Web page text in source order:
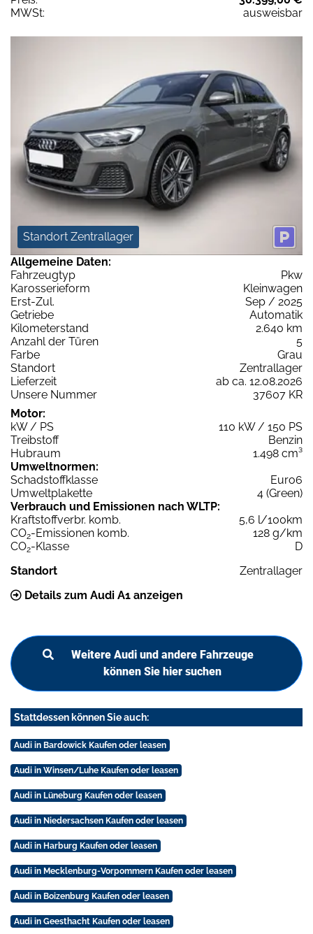
MWSt:
ausweisbar
Standort Zentrallager
Allgemeine Daten:
Fahrzeugtyp
Pkw
Karosserieform
Kleinwagen
Erst-Zul.
Sep / 2025
Getriebe
Automatik
Kilometerstand
2.640 km
Anzahl der Türen
5
Farbe
Grau
Standort
Zentrallager
Lieferzeit
ab ca. 12.08.2026
Unsere Nummer
37607 KR
Motor:
kW / PS
110 kW / 150 PS
Treibstoff
Benzin
Hubraum
1.498 cm³
Umweltnormen:
Schadstoffklasse
Euro6
Umweltplakette
4 (Green)
Verbrauch und Emissionen nach WLTP:
Kraftstoffverbr. komb.
5,6 l/100km
CO2-Emissionen komb.
128 g/km
CO2-Klasse
D
Standort
Zentrallager
Details zum Audi A1 anzeigen
Weitere Audi und andere Fahrzeuge
können Sie hier suchen
Stattdessen können Sie auch:
Audi in Bardowick Kaufen oder leasen
Audi in Winsen/Luhe Kaufen oder leasen
Audi in Lüneburg Kaufen oder leasen
Audi in Niedersachsen Kaufen oder leasen
Audi in Harburg Kaufen oder leasen
Audi in Mecklenburg-Vorpommern Kaufen oder leasen
Audi in Boizenburg Kaufen oder leasen
Audi in Geesthacht Kaufen oder leasen